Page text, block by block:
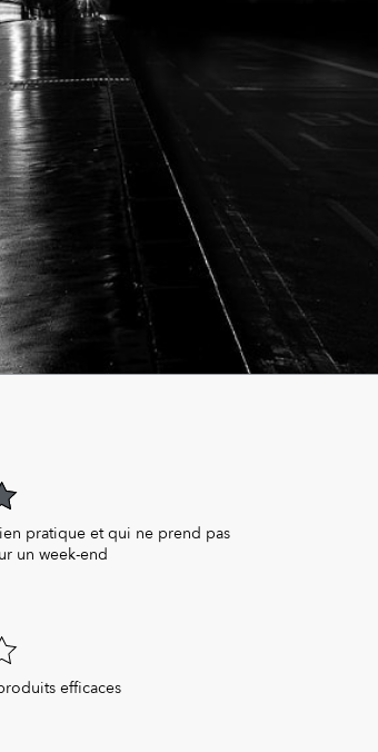
pratique et qui ne prend pas
un week-end
efficaces